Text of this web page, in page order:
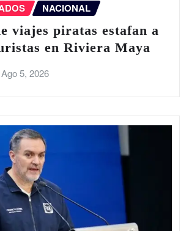
NACIONAL
viajes piratas estafan a
en Riviera Maya
Ago 5, 2026